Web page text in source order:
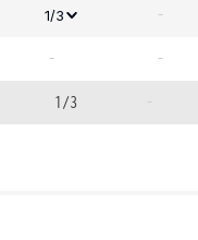
1/3 -
- -
1/3 -